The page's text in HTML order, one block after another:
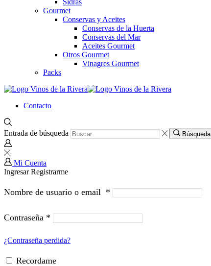
Sidras
Gourmet
Conservas y Aceites
Conservas de la Huerta
Conservas del Mar
Aceites Gourmet
Otros Gourmet
Vinagres Gourmet
Packs
Contacto
Entrada de búsqueda Búsqueda
Mi Cuenta
IngresarRegistrarme
Nombre de usuario o email *
Contraseña *
¿Contraseña perdida?
Recordame